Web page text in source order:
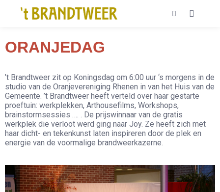
ORANJEDAG
’t Brandtweer zit op Koningsdag om 6:00 uur ‘s morgens in de
studio van de Oranjevereniging Rhenen in van het Huis van de
Gemeente. ’t Brandtweer heeft verteld over haar gestarte
proeftuin: werkplekken, Arthousefilms, Workshops,
brainstormsessies …. . De prijswinnaar van de gratis
werkplek die verloot werd ging naar Joy. Ze heeft zich met
haar dicht- en tekenkunst laten inspireren door de plek en
energie van de voormalige brandweerkazerne.